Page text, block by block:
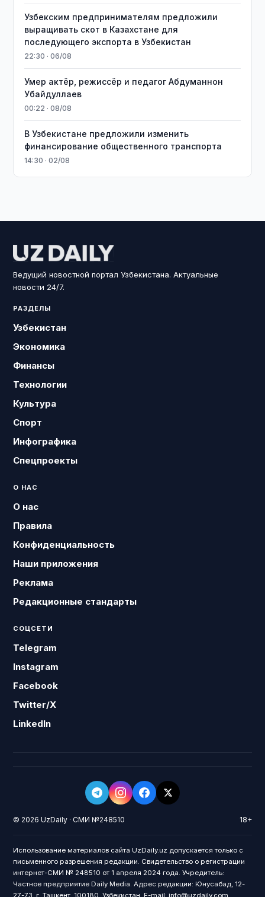
Узбекским предпринимателям предложили
выращивать скот в Казахстане для
последующего экспорта в Узбекистан
22:30 · 06/08
Умер актёр, режиссёр и педагог Абдуманнон
Убайдуллаев
00:22 · 08/08
В Узбекистане предложили изменить
финансирование общественного транспорта
14:30 · 02/08
Ведущий новостной портал Узбекистана. Актуальные
новости 24/7.
РАЗДЕЛЫ
Узбекистан
Экономика
Финансы
Технологии
Культура
Спорт
Инфографика
Спецпроекты
О НАС
О нас
Правила
Конфиденциальность
Наши приложения
Реклама
Редакционные стандарты
СОЦСЕТИ
Telegram
Instagram
Facebook
Twitter/X
LinkedIn
© 2026 UzDaily · СМИ №248510 18+
Использование материалов сайта UzDaily.uz допускается только с
письменного разрешения редакции. Свидетельство о регистрации
интернет-СМИ № 248510 от 1 апреля 2024 года. Учредитель:
Частное предприятие Daily Media. Адрес редакции: Юнусабад, 12-
27-73, г. Ташкент, 100180, Узбекистан. E-mail: info@uzdaily.com.